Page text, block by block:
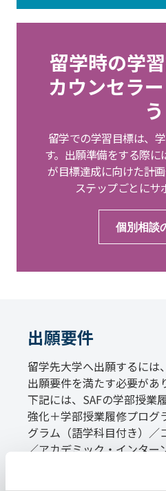
留学時の学
カウンセラ
う
留学での学習目標は、
す。出願準備をする際に
が目標達成に向けた計
ステップごとにサ
個別相談
出願要件
留学先大学へ出願するには
出願要件を満たす必要があ
下記には、SAFの学部授業
強化＋学部授業履修プログ
グラム（語学科目付き）／
／アカデミック・インター
出願するために必要な語学
学力強化プログラムのみへ